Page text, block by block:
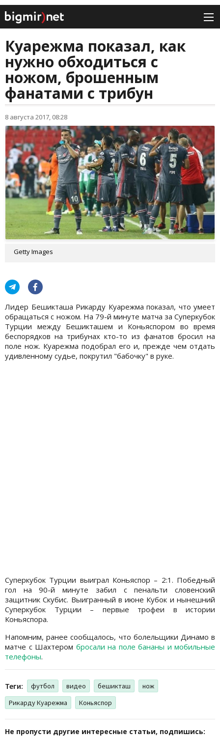
Куарежма показал, как
нужно обходиться с
ножом, брошенным
фанатами с трибун
8 августа 2017, 08:28
Getty Images
Лидер Бешикташа Рикарду Куарежма показал, что умеет
обращаться с ножом. На 79-й минуте матча за Суперкубок
Турции между Бешикташем и Коньяспором во время
беспорядков на трибунах кто-то из фанатов бросил на
поле нож. Куарежма подобрал его и, прежде чем отдать
удивленному судье, покрутил "бабочку" в руке.
Суперкубок Турции выиграл Коньяспор – 2:1. Победный
гол на 90-й минуте забил с пенальти словенский
защитник Скубис. Выигранный в июне Кубок и нынешний
Суперкубок Турции – первые трофеи в истории
Коньяспора.
Напомним, ранее сообщалось, что болельщики Динамо в
матче с Шахтером бросали на поле бананы и мобильные
телефоны.
Теги: футбол видео бешикташ
нож
Рикарду Куарежма
Коньяспор
Не пропусти другие интересные статьи, подпишись: